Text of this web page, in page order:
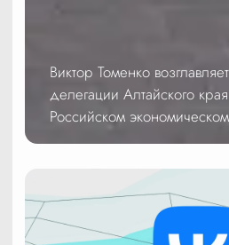
Виктор Томенко
делегации Алтайского
Российском